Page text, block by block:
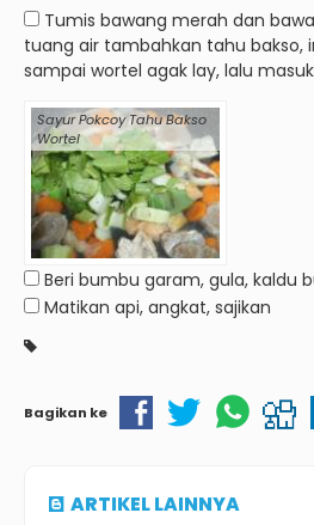
Tumis bawang merah dan
tuang air tambahkan tahu bakso,
sampai wortel agak lay, lalu
Sayur Pokcoy Tahu Bakso
Wortel
Beri bumbu garam, gula, kaldu
Matikan api, angkat, sajikan
Bagikan ke
ARTIKEL LAINNYA